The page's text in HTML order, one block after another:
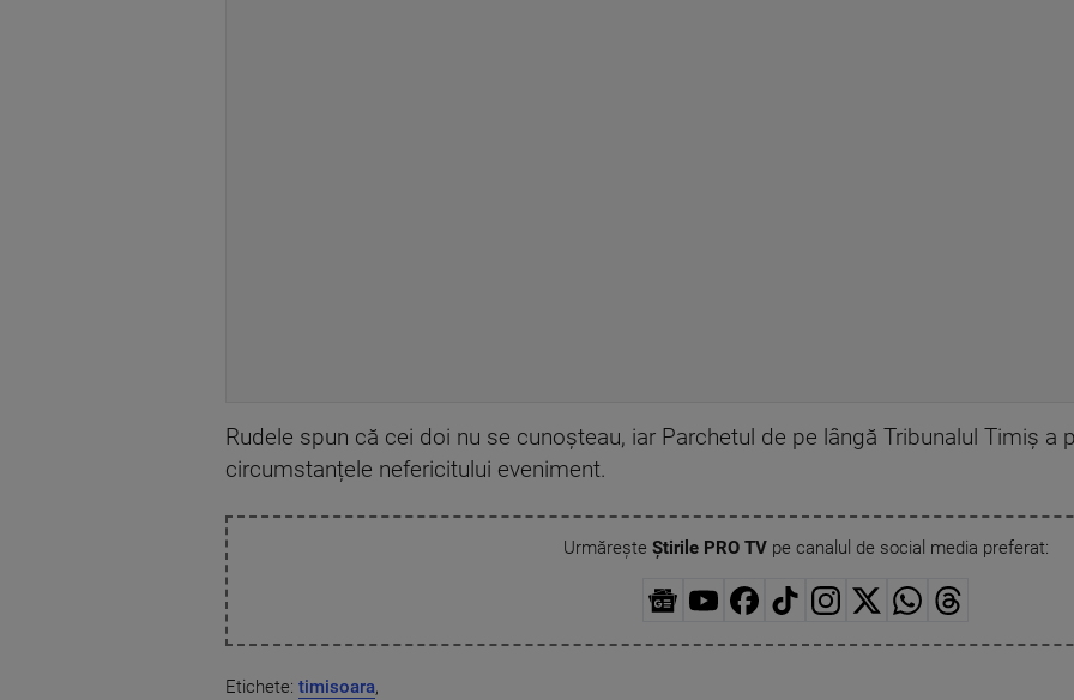
Rudele spun că cei doi nu se cunoșteau, iar Parchetul de pe lângă Tribunalul Timiș a
circumstanțele nefericitului eveniment.
Urmărește Știrile PRO TVpe canalul de social media preferat:
Etichete: timisoara,